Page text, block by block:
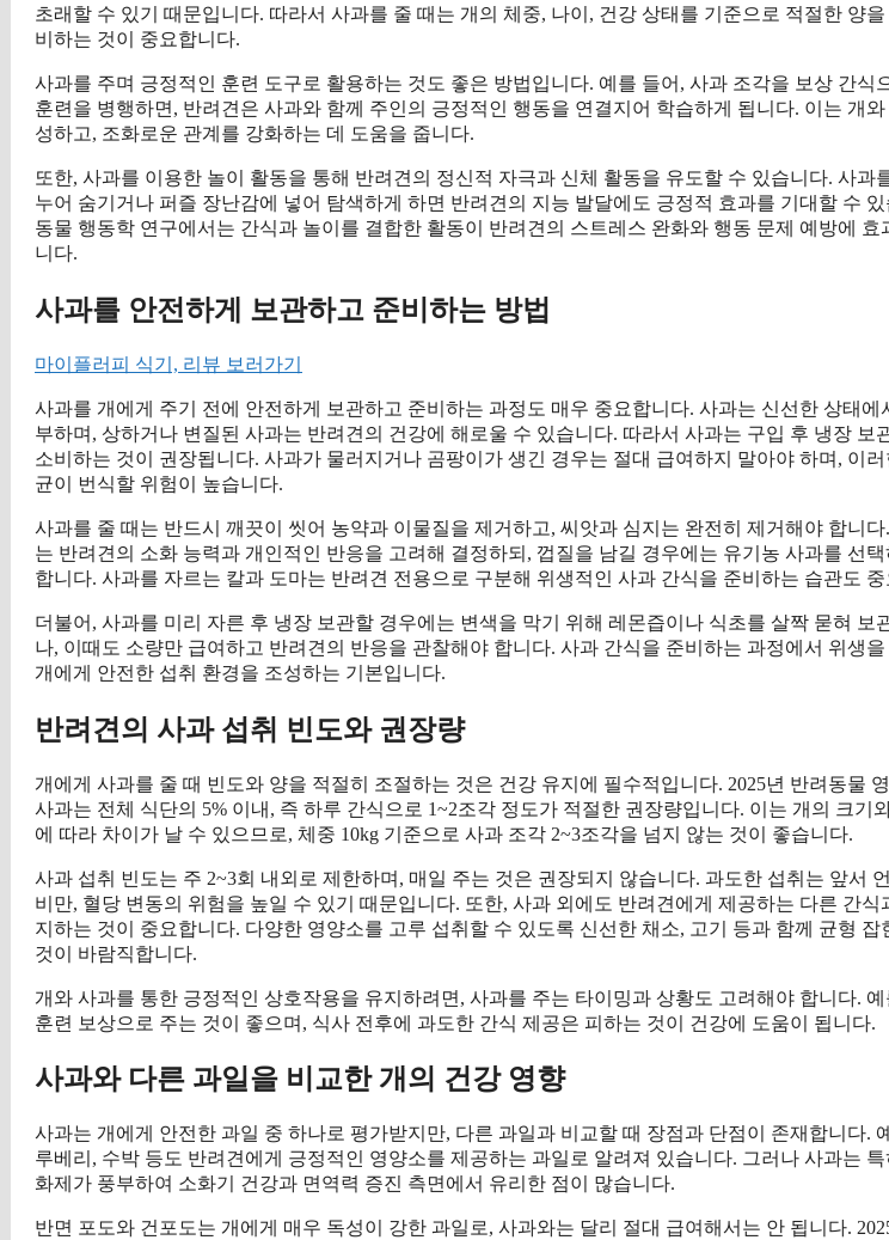
초래할 수 있기 때문입니다. 따라서 사과를 줄 때는 개의 체중, 나이, 건강 상태를 기준으로 적절한 양
비하는 것이 중요합니다.
사과를 주며 긍정적인 훈련 도구로 활용하는 것도 좋은 방법입니다. 예를 들어, 사과 조각을 보상 간식
훈련을 병행하면, 반려견은 사과와 함께 주인의 긍정적인 행동을 연결지어 학습하게 됩니다. 이는 개
성하고, 조화로운 관계를 강화하는 데 도움을 줍니다.
또한, 사과를 이용한 놀이 활동을 통해 반려견의 정신적 자극과 신체 활동을 유도할 수 있습니다. 사과
누어 숨기거나 퍼즐 장난감에 넣어 탐색하게 하면 반려견의 지능 발달에도 긍정적 효과를 기대할 수 있
동물 행동학 연구에서는 간식과 놀이를 결합한 활동이 반려견의 스트레스 완화와 행동 문제 예방에 효
니다.
사과를 안전하게 보관하고 준비하는 방법
마이플러피 식기, 리뷰 보러가기
사과를 개에게 주기 전에 안전하게 보관하고 준비하는 과정도 매우 중요합니다. 사과는 신선한 상태에
부하며, 상하거나 변질된 사과는 반려견의 건강에 해로울 수 있습니다. 따라서 사과는 구입 후 냉장 보
소비하는 것이 권장됩니다. 사과가 물러지거나 곰팡이가 생긴 경우는 절대 급여하지 말아야 하며, 이
균이 번식할 위험이 높습니다.
사과를 줄 때는 반드시 깨끗이 씻어 농약과 이물질을 제거하고, 씨앗과 심지는 완전히 제거해야 합니
는 반려견의 소화 능력과 개인적인 반응을 고려해 결정하되, 껍질을 남길 경우에는 유기농 사과를 선
합니다. 사과를 자르는 칼과 도마는 반려견 전용으로 구분해 위생적인 사과 간식을 준비하는 습관도
더불어, 사과를 미리 자른 후 냉장 보관할 경우에는 변색을 막기 위해 레몬즙이나 식초를 살짝 묻혀 보
나, 이때도 소량만 급여하고 반려견의 반응을 관찰해야 합니다. 사과 간식을 준비하는 과정에서 위생을
개에게 안전한 섭취 환경을 조성하는 기본입니다.
반려견의 사과 섭취 빈도와 권장량
개에게 사과를 줄 때 빈도와 양을 적절히 조절하는 것은 건강 유지에 필수적입니다. 2025년 반려동물
사과는 전체 식단의 5% 이내, 즉 하루 간식으로 1~2조각 정도가 적절한 권장량입니다. 이는 개의 크기
에 따라 차이가 날 수 있으므로, 체중 10kg 기준으로 사과 조각 2~3조각을 넘지 않는 것이 좋습니다.
사과 섭취 빈도는 주 2~3회 내외로 제한하며, 매일 주는 것은 권장되지 않습니다. 과도한 섭취는 앞서
비만, 혈당 변동의 위험을 높일 수 있기 때문입니다. 또한, 사과 외에도 반려견에게 제공하는 다른 간식
지하는 것이 중요합니다. 다양한 영양소를 고루 섭취할 수 있도록 신선한 채소, 고기 등과 함께 균형 잡
것이 바람직합니다.
개와 사과를 통한 긍정적인 상호작용을 유지하려면, 사과를 주는 타이밍과 상황도 고려해야 합니다.
훈련 보상으로 주는 것이 좋으며, 식사 전후에 과도한 간식 제공은 피하는 것이 건강에 도움이 됩니다.
사과와 다른 과일을 비교한 개의 건강 영향
사과는 개에게 안전한 과일 중 하나로 평가받지만, 다른 과일과 비교할 때 장점과 단점이 존재합니다.
루베리, 수박 등도 반려견에게 긍정적인 영양소를 제공하는 과일로 알려져 있습니다. 그러나 사과는
화제가 풍부하여 소화기 건강과 면역력 증진 측면에서 유리한 점이 많습니다.
반면 포도와 건포도는 개에게 매우 독성이 강한 과일로, 사과와는 달리 절대 급여해서는 안 됩니다.